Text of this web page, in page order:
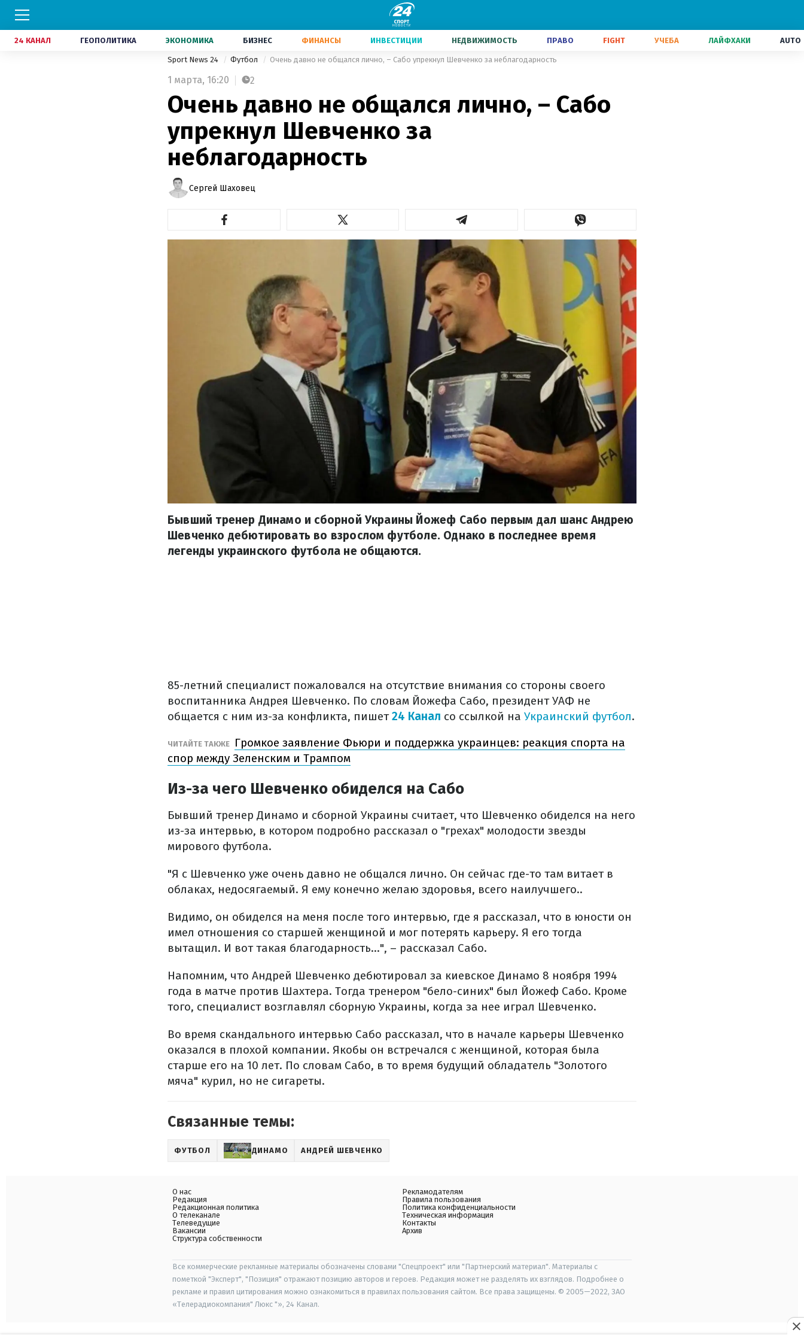
24 КАНАЛ ГЕОПОЛИТИКА ЭКОНОМИКА БИЗНЕС ФИНАНСЫ ИНВЕСТИЦИИ НЕДВИЖИМОСТЬ ПРАВО FIGHT УЧЕБА ЛАЙФХАКИ AUTO
Sport News 24 Футбол Очень давно не общался лично, – Сабо упрекнул Шевченко за неблагодарность
1 марта, 16:20 2
Очень давно не общался лично, – Сабо
упрекнул Шевченко за
неблагодарность
Сергей Шаховец
Бывший тренер Динамо и сборной Украины Йожеф Сабо первым дал шанс Андрею
Шевченко дебютировать во взрослом футболе. Однако в последнее время
легенды украинского футбола не общаются.
85-летний специалист пожаловался на отсутствие внимания со стороны своего
воспитанника Андрея Шевченко. По словам Йожефа Сабо, президент УАФ не
общается с ним из-за конфликта, пишет24 Канал со ссылкой на Украинский футбол.
ЧИТАЙТЕ ТАКЖЕ
Громкое заявление Фьюри и поддержка украинцев: реакция спорта на
спор между Зеленским и Трампом
Из-за чего Шевченко обиделся на Сабо
Бывший тренер Динамо и сборной Украины считает, что Шевченко обиделся на него
из-за интервью, в котором подробно рассказал о "грехах" молодости звезды
мирового футбола.
"Я с Шевченко уже очень давно не общался лично. Он сейчас где-то там витает в
облаках, недосягаемый. Я ему конечно желаю здоровья, всего наилучшего..
Видимо, он обиделся на меня после того интервью, где я рассказал, что в юности он
имел отношения со старшей женщиной и мог потерять карьеру. Я его тогда
вытащил. И вот такая благодарность...", – рассказал Сабо.
Напомним, что Андрей Шевченко дебютировал за киевское Динамо 8 ноября 1994
года в матче против Шахтера. Тогда тренером "бело-синих" был Йожеф Сабо. Кроме
того, специалист возглавлял сборную Украины, когда за нее играл Шевченко.
Во время скандального интервью Сабо рассказал, что в начале карьеры Шевченко
оказался в плохой компании. Якобы он встречался с женщиной, которая была
старше его на 10 лет. По словам Сабо, в то время будущий обладатель "Золотого
мяча" курил, но не сигареты.
Связанные темы:
ФУТБОЛ ДИНАМО АНДРЕЙ ШЕВЧЕНКО
О нас
Редакция
Редакционная политика
О телеканале
Телеведущие
Вакансии
Структура собственности
Рекламодателям
Правила пользования
Политика конфиденциальности
Техническая информация
Контакты
Архив
Все коммерческие рекламные материалы обозначены словами "Спецпроект" или "Партнерский материал". Материалы с
пометкой "Эксперт", "Позиция" отражают позицию авторов и героев. Редакция может не разделять их взглядов. Подробнее о
рекламе и правил цитирования можно ознакомиться в правилах пользования сайтом. Все права защищены. © 2005—2022, ЗАО
«Телерадиокомпания" Люкс "», 24 Канал.